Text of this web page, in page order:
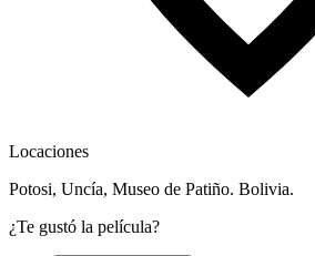
Locaciones
Potosi, Uncía, Museo de Patiño. Bolivia.
¿Te gustó la película?